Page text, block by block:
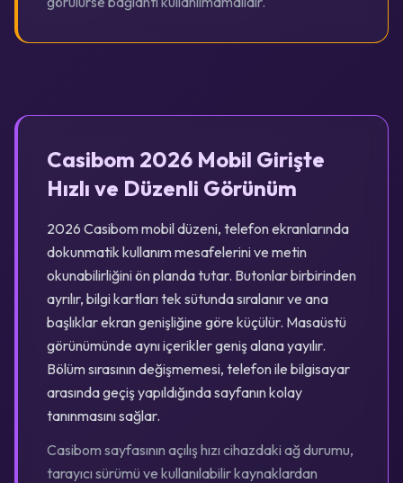
Casibom 2026 Mobil Girişte
Hızlı ve Düzenli Görünüm
2026 Casibom mobil düzeni, telefon ekranlarında
dokunmatik kullanım mesafelerini ve metin
okunabilirliğini ön planda tutar. Butonlar birbirinden
ayrılır, bilgi kartları tek sütunda sıralanır ve ana
başlıklar ekran genişliğine göre küçülür. Masaüstü
görünümünde aynı içerikler geniş alana yayılır.
Bölüm sırasının değişmemesi, telefon ile bilgisayar
arasında geçiş yapıldığında sayfanın kolay
tanınmasını sağlar.
Casibom sayfasının açılış hızı cihazdaki ağ durumu,
tarayıcı sürümü ve kullanılabilir kaynaklardan